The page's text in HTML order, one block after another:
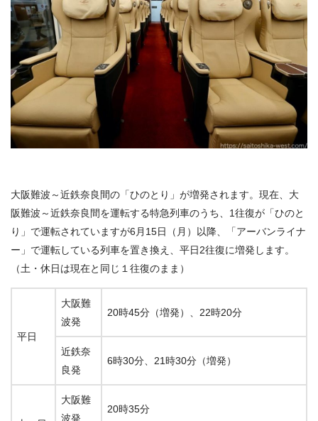
大阪難波～近鉄奈良間の「ひのとり」が増発されます。現在、大
阪難波～近鉄奈良間を運転する特急列車のうち、1往復が「ひのと
り」で運転されていますが6月15日（月）以降、「アーバンライナ
ー」で運転している列車を置き換え、平日2往復に増発します。
（土・休日は現在と同じ１往復のまま）
平日
大阪難
波発
20時45分（増発）、22時20分
近鉄奈
良発
6時30分、21時30分（増発）
大阪難
波発
20時35分